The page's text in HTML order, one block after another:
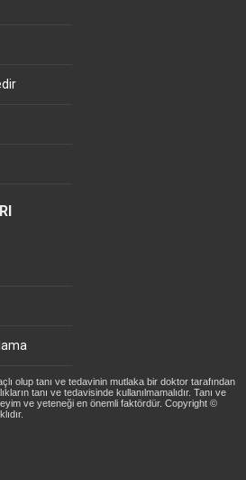
olup tanı ve tedavinin mutlaka bir doktor tarafından
tanı ve tedavisinde kullanılmamalıdır. Tanı ve
ve yeteneği en önemli faktördür. Copyright ©